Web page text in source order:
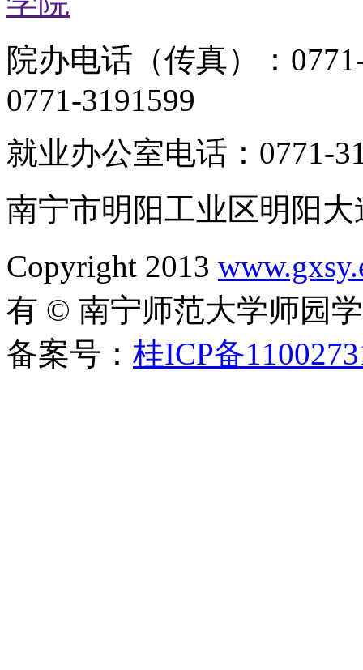
院办电话（传真）：
0771-3191599
就业办公室电话：0771-
南宁市明阳工业区明阳大
Copyright 2013
有 © 南宁师范大学师园
备案号： 桂ICP备